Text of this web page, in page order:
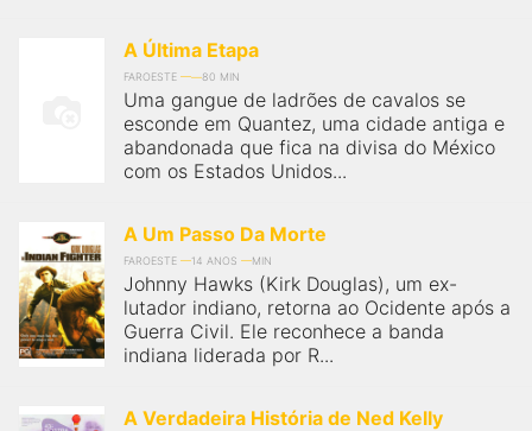
A Última Etapa
FAROESTE 80 MIN
Uma gangue de ladrões de cavalos se
esconde em Quantez, uma cidade antiga e
abandonada que fica na divisa do México
com os Estados Unidos...
A Um Passo Da Morte
FAROESTE 14 ANOS MIN
Johnny Hawks (Kirk Douglas), um ex-
lutador indiano, retorna ao Ocidente após a
Guerra Civil. Ele reconhece a banda
indiana liderada por R...
A Verdadeira História de Ned Kelly